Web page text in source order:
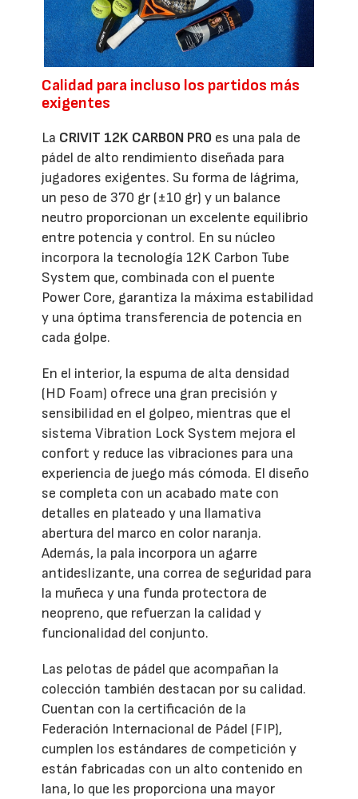
Calidad para incluso los partidos más
exigentes
La CRIVIT 12K CARBON PRO es una pala de
pádel de alto rendimiento diseñada para
jugadores exigentes. Su forma de lágrima,
un peso de 370 gr (±10 gr) y un balance
neutro proporcionan un excelente equilibrio
entre potencia y control. En su núcleo
incorpora la tecnología 12K Carbon Tube
System que, combinada con el puente
Power Core, garantiza la máxima estabilidad
y una óptima transferencia de potencia en
cada golpe.
En el interior, la espuma de alta densidad
(HD Foam) ofrece una gran precisión y
sensibilidad en el golpeo, mientras que el
sistema Vibration Lock System mejora el
confort y reduce las vibraciones para una
experiencia de juego más cómoda. El diseño
se completa con un acabado mate con
detalles en plateado y una llamativa
abertura del marco en color naranja.
Además, la pala incorpora un agarre
antideslizante, una correa de seguridad para
la muñeca y una funda protectora de
neopreno, que refuerzan la calidad y
funcionalidad del conjunto.
Las pelotas de pádel que acompañan la
colección también destacan por su calidad.
Cuentan con la certificación de la
Federación Internacional de Pádel (FIP),
cumplen los estándares de competición y
están fabricadas con un alto contenido en
lana, lo que les proporciona una mayor